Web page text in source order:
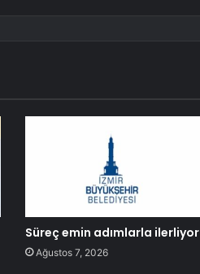
Süreç emin adımlarla ilerliyor
Ağustos 7, 2026